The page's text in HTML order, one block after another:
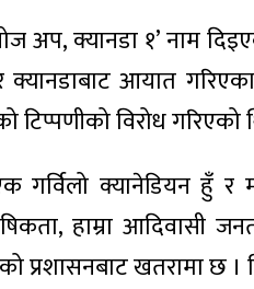
अप, क्यानडा १’ नाम
आयात
टिप्पणीको विरोध गरिएको
गर्विलो क्यानेडियन हुँ र
हाम्रा आदिवासी
प्रशासनबाट खतरामा छ ।